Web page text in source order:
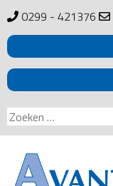
0299 - 421376
Zoeken
naar: